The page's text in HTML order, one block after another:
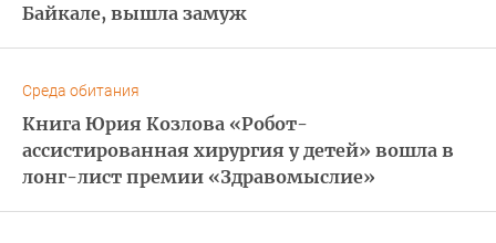
Байкале, вышла замуж
Среда обитания
Книга Юрия Козлова «Робот-
ассистированная хирургия у детей» вошла в
лонг-лист премии «Здравомыслие»